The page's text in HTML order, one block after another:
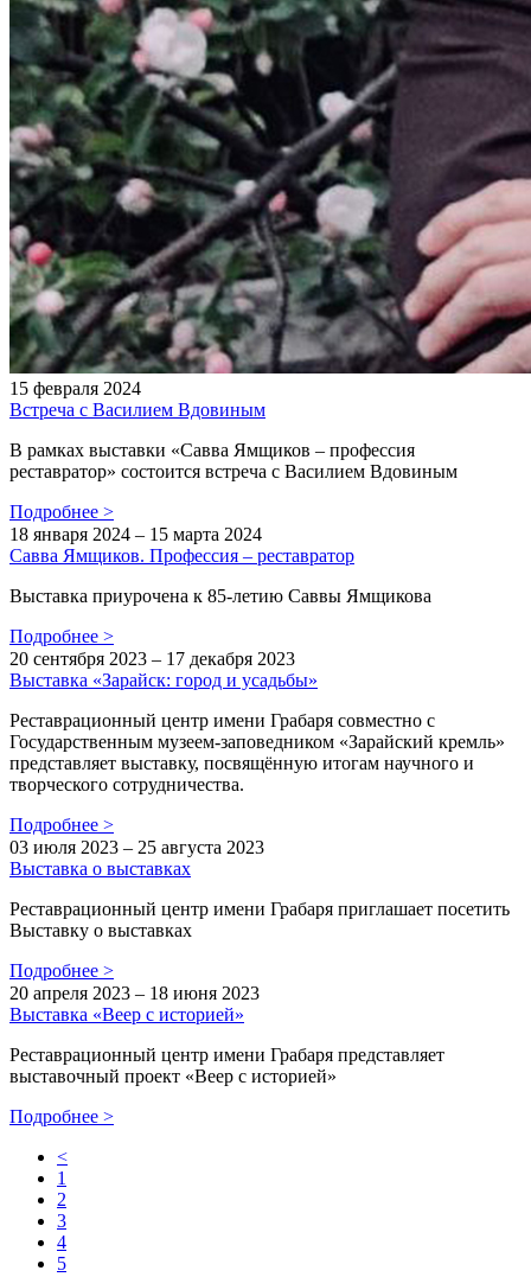
15 февраля 2024
Встреча с Василием Вдовиным
В рамках выставки «Савва Ямщиков – профессия
реставратор» состоится встреча с Василием Вдовиным
Подробнее >
18 января 2024 – 15 марта 2024
Савва Ямщиков. Профессия – реставратор
Выставка приурочена к 85-летию Саввы Ямщикова
Подробнее >
20 сентября 2023 – 17 декабря 2023
Выставка «Зарайск: город и усадьбы»
Реставрационный центр имени Грабаря совместно с
Государственным музеем-заповедником «Зарайский кремль»
представляет выставку, посвящённую итогам научного и
творческого сотрудничества.
Подробнее >
03 июля 2023 – 25 августа 2023
Выставка о выставках
Реставрационный центр имени Грабаря приглашает посетить
Выставку о выставках
Подробнее >
20 апреля 2023 – 18 июня 2023
Выставка «Веер с историей»
Реставрационный центр имени Грабаря представляет
выставочный проект «Веер с историей»
Подробнее >
<
1
2
3
4
5